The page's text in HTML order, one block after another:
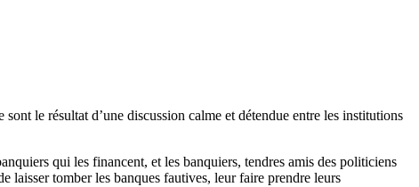
le résultat d’une discussion calme et détendue entre les institutions
qui les financent, et les banquiers, tendres amis des politiciens
laisser tomber les banques fautives, leur faire prendre leurs